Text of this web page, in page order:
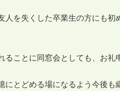
人を失くした卒業生の方にも初
ことに同窓会としても、お礼
にとどめる場になるよう今後も